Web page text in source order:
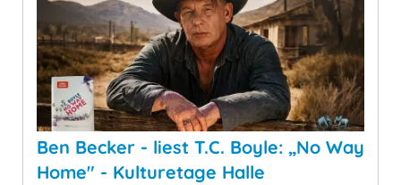
Ben Becker - liest T.C. Boyle: „No Way
Home" - Kulturetage Halle